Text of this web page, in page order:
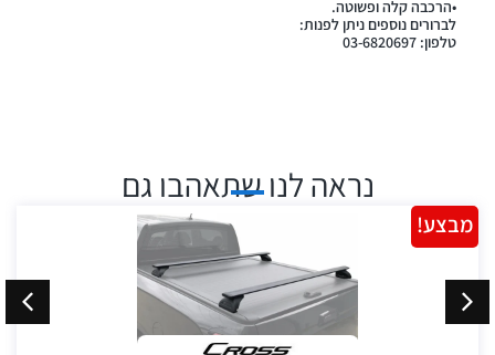
•הרכבה קלה ופשוטה.
לברורים נוספים ניתן לפנות:
טלפון: 03-6820697
נראה לנו שתאהבו גם
מבצע!